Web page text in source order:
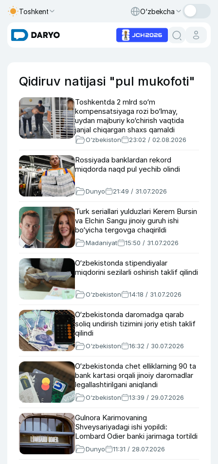
Toshkent O‘zbekcha
Qidiruv natijasi "pul mukofoti"
Toshkentda 2 mlrd so‘m
kompensatsiyaga rozi bo‘lmay,
uydan majburiy ko‘chirish vaqtida
janjal chiqargan shaxs qamaldi
O‘zbekiston 23:02 / 02.08.2026
Rossiyada banklardan rekord
miqdorda naqd pul yechib olindi
Dunyo 21:49 / 31.07.2026
Turk seriallari yulduzlari Kerem Bursin
va Elchin Sangu jinoiy guruh ishi
bo‘yicha tergovga chaqirildi
Madaniyat 15:50 / 31.07.2026
O‘zbekistonda stipendiyalar
miqdorini sezilarli oshirish taklif qilindi
O‘zbekiston 14:18 / 31.07.2026
O‘zbekistonda daromadga qarab
soliq undirish tizimini joriy etish taklif
qilindi
O‘zbekiston 16:32 / 30.07.2026
O‘zbekistonda chet elliklarning 90 ta
bank kartasi orqali jinoiy daromadlar
legallashtirilgani aniqlandi
O‘zbekiston 13:39 / 29.07.2026
Gulnora Karimovaning
Shveysariyadagi ishi yopildi:
Lombard Odier banki jarimaga tortildi
Dunyo 11:31 / 28.07.2026